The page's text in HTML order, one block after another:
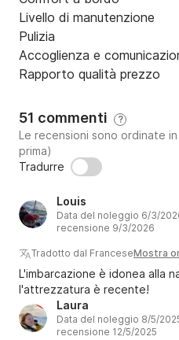
attrezzature di bordo.
Al tuo arrivo rimarrò con
affinché tu possa salpare
consiglierò i migliori
Durante la crociera, a tuo
informazioni sul meteo
navigazione.
Ormeggiato nel porto di
ai servizi portuali, accesso
Questo è un punto di
CROCIERA BREVE (2
e i suoi numerosi porti
passi con i suoi ancoraggi
splendide calette o il suo
Livello di manutenzione
Pulizia
Accoglienza e
Rapporto qualità prezzo
51 commenti ?
Le recensioni sono ordinate
prima)
Tradurre
Louis
Data del noleggio 6/3/
recensione 9/3/2026
Tradotto dal FranceseMostra
L'imbarcazione è idonea alla
l'attrezzatura è recente!
Laura
Data del noleggio 8/5/
recensione 12/5/2025